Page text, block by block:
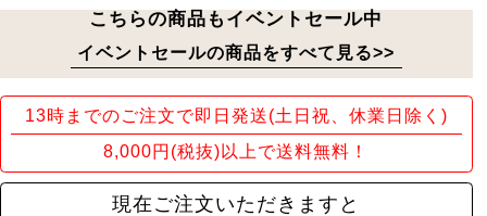
こちらの商品もイベントセール中
イベントセールの商品をすべて見る>>
13時までのご注文で即日発送(土日祝、休業日除く)
8,000円(税抜)以上で送料無料！
現在ご注文いただきますと